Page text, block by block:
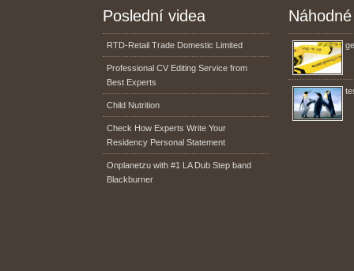
Poslední videa
RTD-Retail Trade Domestic Limited
Professional CV Editing Service from
Best Experts
Child Nutrition
Check How Experts Write Your
Residency Personal Statement
Onplanetzu with #1 LA Dub Step band
Blackburner